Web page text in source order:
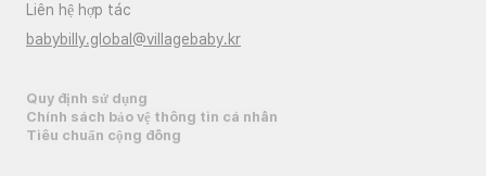
Liên hệ hợp tác
babybilly.global@villagebaby.kr
Quy định sử dụng
Chính sách bảo vệ thông tin cá nhân
Tiêu chuẩn cộng đồng